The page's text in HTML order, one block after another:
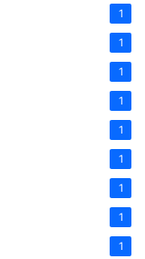
1
1
1
1
1
1
1
1
1